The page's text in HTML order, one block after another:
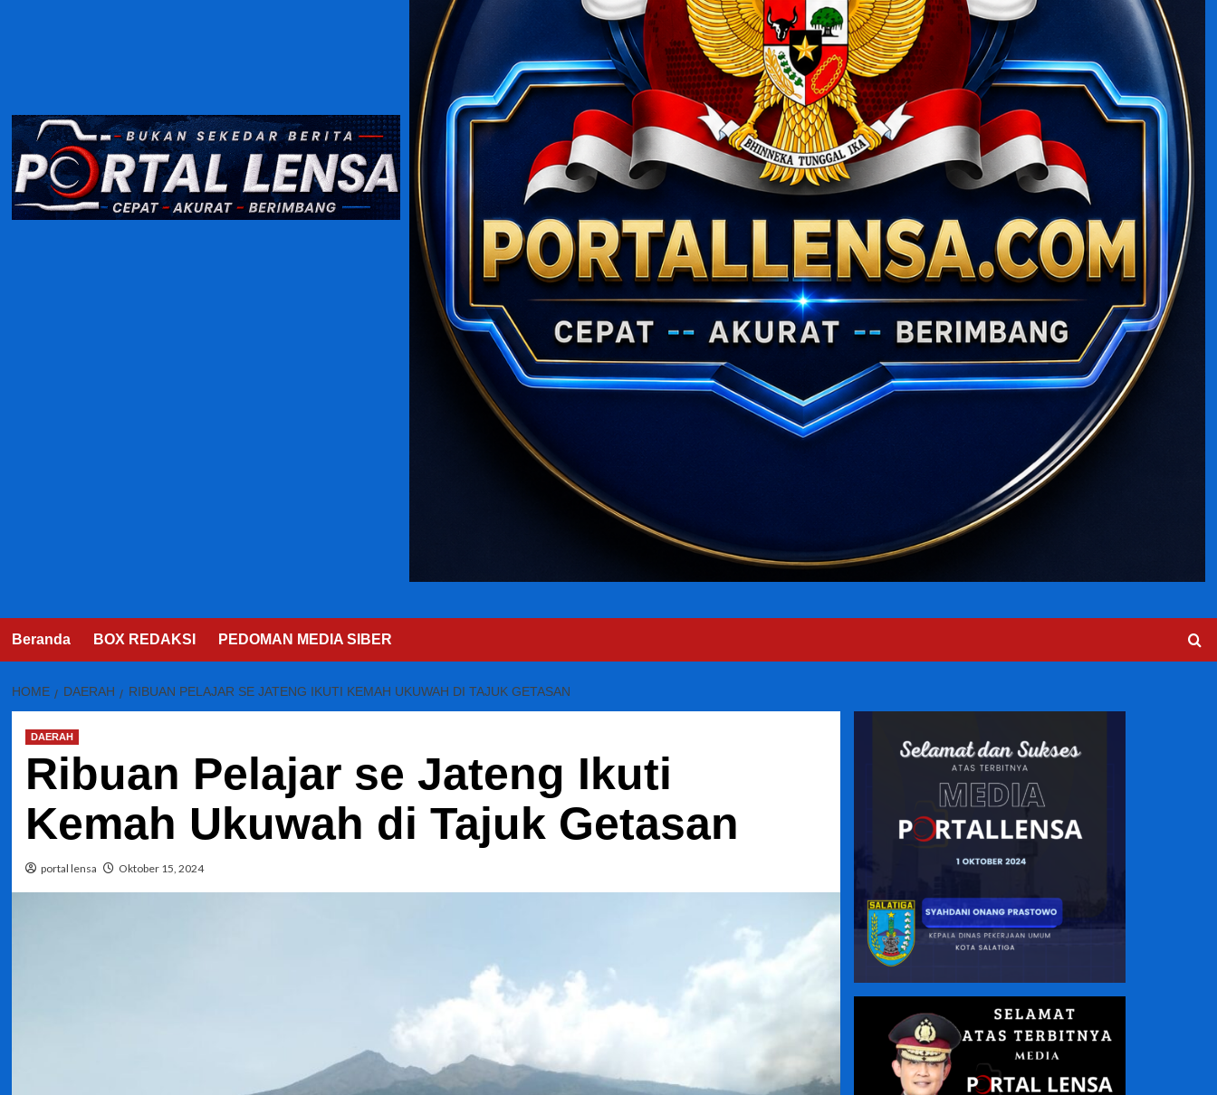
Beranda BOX REDAKSI PEDOMAN MEDIA SIBER
HOME DAERAH RIBUAN PELAJAR SE JATENG IKUTI KEMAH UKUWAH DI TAJUK GETASAN
DAERAH
Ribuan Pelajar se Jateng Ikuti
Kemah Ukuwah di Tajuk Getasan
portal lensa Oktober 15, 2024